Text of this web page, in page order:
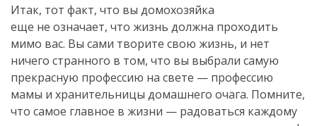
Итак, тот факт, что вы домохозяйка
еще не означает, что жизнь должна проходить
мимо вас. Вы сами творите свою жизнь, и нет
ничего странного в том, что вы выбрали самую
прекрасную профессию на свете — профессию
мамы и хранительницы домашнего очага. Помните,
что самое главное в жизни — радоваться каждому